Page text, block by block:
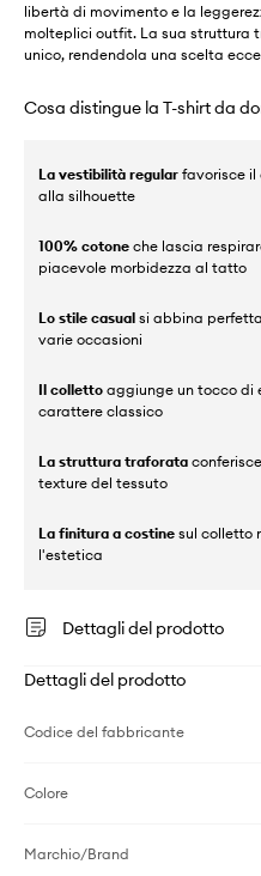
libertà di movimento e la
molteplici outfit. La sua struttura
unico, rendendola una scelta
Cosa distingue la T-shirt da
La vestibilità regular favorisce
alla silhouette
100% cotone che lascia
piacevole morbidezza al tatto
Lo stile casual si abbina
varie occasioni
Il colletto aggiunge un tocco di
carattere classico
La struttura traforata
texture del tessuto
La finitura a costine sul colletto
l'estetica
Dettagli del prodotto
Dettagli del prodotto
Codice del fabbricante
Colore
Marchio/Brand